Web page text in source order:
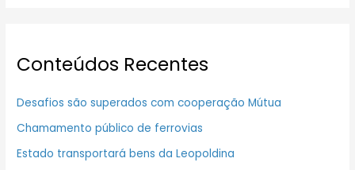
Conteúdos Recentes
Desafios são superados com cooperação Mútua
Chamamento público de ferrovias
Estado transportará bens da Leopoldina